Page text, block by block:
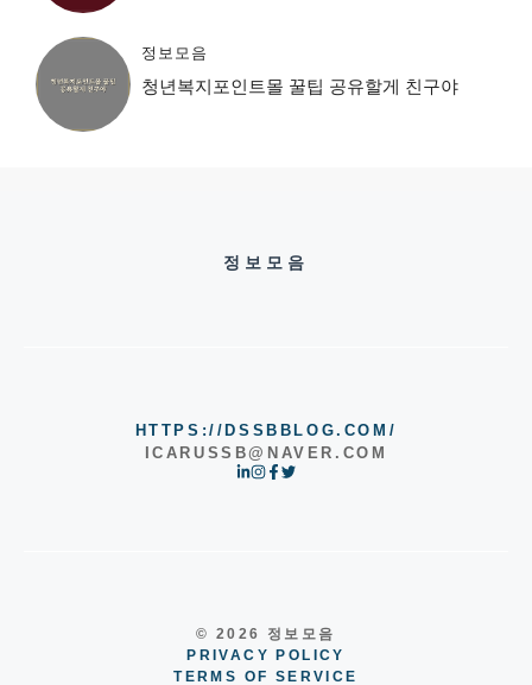
정보모음
청년복지포인트몰 꿀팁 공유할게 친구야
정보모음
HTTPS://DSSBBLOG.COM/
ICARUSSB@NAVER.COM
© 2026 정보모음
PRIVACY POLICY
TERMS OF SERVICE